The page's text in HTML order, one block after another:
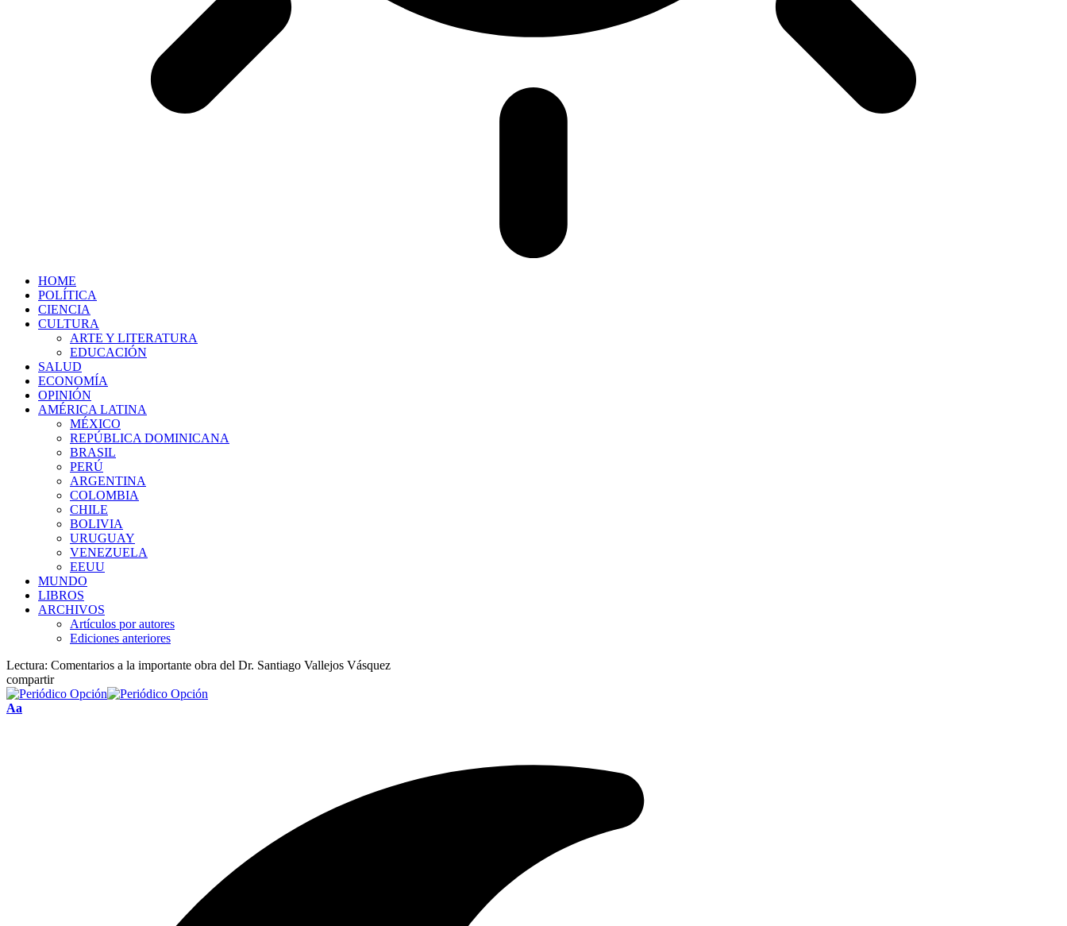
HOME
POLÍTICA
CIENCIA
CULTURA
ARTE Y LITERATURA
EDUCACIÓN
SALUD
ECONOMÍA
OPINIÓN
AMÉRICA LATINA
MÉXICO
REPÚBLICA DOMINICANA
BRASIL
PERÚ
ARGENTINA
COLOMBIA
CHILE
BOLIVIA
URUGUAY
VENEZUELA
EEUU
MUNDO
LIBROS
ARCHIVOS
Artículos por autores
Ediciones anteriores
Lectura: Comentarios a la importante obra del Dr. Santiago Vallejos Vásquez
compartir
Font
Aa